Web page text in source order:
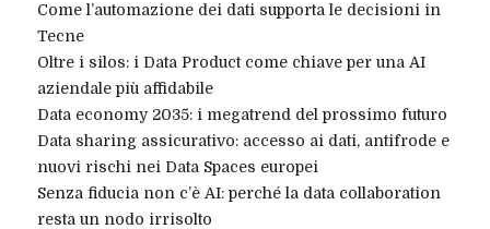
Come l’automazione dei dati supporta le decisioni in
Tecne
Oltre i silos: i Data Product come chiave per una AI
aziendale più affidabile
Data economy 2035: i megatrend del prossimo futuro
Data sharing assicurativo: accesso ai dati, antifrode e
nuovi rischi nei Data Spaces europei
Senza fiducia non c’è AI: perché la data collaboration
resta un nodo irrisolto